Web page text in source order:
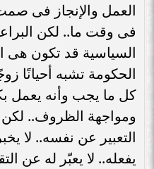
العمل والإنجاز فى
فى وقت ما.. لكن
السياسية قد تكون هى
الحكومة تشبه أحيانًا
كل ما يجب وأنه يعمل
ومواجهة الظروف.. لكن
التعبير عن نفسه.. لا
يفعله.. لا يعبّر له عن